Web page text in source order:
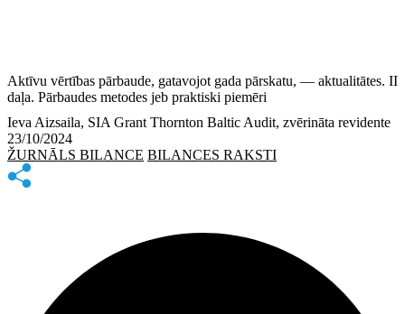
Aktīvu vērtības pārbaude, gatavojot gada pārskatu, — aktualitātes. II
daļa. Pārbaudes metodes jeb praktiski piemēri
Ieva Aizsaila, SIA Grant Thornton Baltic Audit, zvērināta revidente
23/10/2024
ŽURNĀLS BILANCE BILANCES RAKSTI